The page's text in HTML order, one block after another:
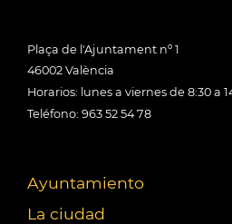
Plaça de l'Ajuntament nº 1
46002 València
Horarios: lunes a viernes de 8:30 a
Teléfono: 963 52 54 78
Ayuntamiento
La ciudad